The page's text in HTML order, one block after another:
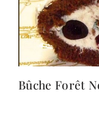
Bûche Forêt